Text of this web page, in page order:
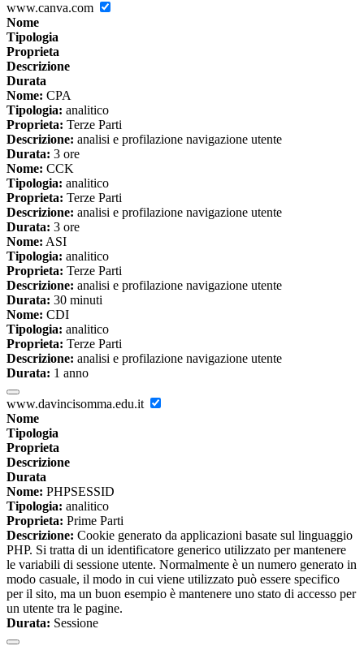
www.canva.com
Nome
Tipologia
Proprieta
Descrizione
Durata
Nome: CPA
Tipologia: analitico
Proprieta: Terze Parti
Descrizione: analisi e profilazione navigazione utente
Durata: 3 ore
Nome: CCK
Tipologia: analitico
Proprieta: Terze Parti
Descrizione: analisi e profilazione navigazione utente
Durata: 3 ore
Nome: ASI
Tipologia: analitico
Proprieta: Terze Parti
Descrizione: analisi e profilazione navigazione utente
Durata: 30 minuti
Nome: CDI
Tipologia: analitico
Proprieta: Terze Parti
Descrizione: analisi e profilazione navigazione utente
Durata: 1 anno
www.davincisomma.edu.it
Nome
Tipologia
Proprieta
Descrizione
Durata
Nome: PHPSESSID
Tipologia: analitico
Proprieta: Prime Parti
Descrizione: Cookie generato da applicazioni basate sul linguaggio
PHP. Si tratta di un identificatore generico utilizzato per mantenere
le variabili di sessione utente. Normalmente è un numero generato in
modo casuale, il modo in cui viene utilizzato può essere specifico
per il sito, ma un buon esempio è mantenere uno stato di accesso per
un utente tra le pagine.
Durata: Sessione